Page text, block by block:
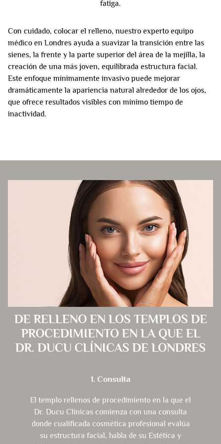
fatiga.
Con cuidado, colocar el relleno, nuestro experto equipo
médico en Londres ayuda a suavizar la transición entre las
sienes, la frente y la parte superior del área de la mejilla, la
creación de una más joven, equilibrada estructura facial.
Este enfoque mínimamente invasivo puede mejorar
dramáticamente la apariencia natural alrededor de los ojos,
que ofrece resultados visibles con mínimo tiempo de
inactividad.
DE RELLENO EN LOS TEMPLOS DE
PROCEDIMIENTO EN LA QUE EL
DR. DUCU CLÍNICAS DE LONDRES
1. Consulta
El templo rellenos de procedimiento en la que el
Dr. Ducu Clínicas comienza con una consulta
donde cualificada cosmética profesional evalúa
su estructura facial, habla de su Estética y